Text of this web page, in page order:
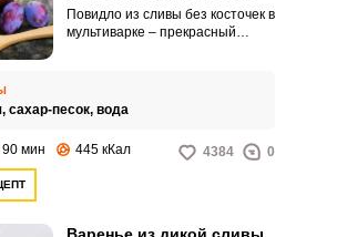
Повидло из сливы без косточек в
мультиварке – прекрасный
Для приготовления такого
лакомства вам понадобится
это благодаря умной домашней
сахар-песок, вода
90 мин 445 кКал 4384 0